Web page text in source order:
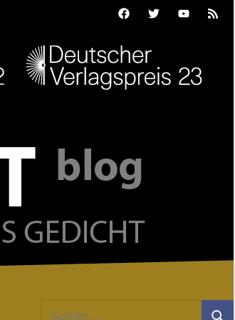
FacebookTwitterYoutubeFeed
Suchen